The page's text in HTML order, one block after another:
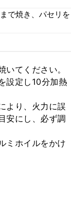
で焼き、パセリを
いてください。
設定し10分加熱
より、火力に誤
安にし、必ず調
ミホイルをかけ